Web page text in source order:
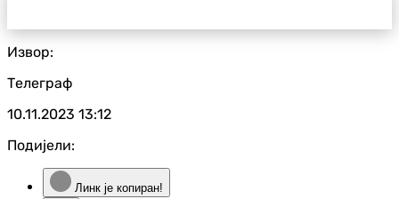
Извор:
Телеграф
10.11.2023 13:12
Подијели:
Линк је копиран!